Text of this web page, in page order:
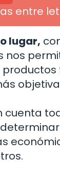
entre
lugar,
nos
cuenta